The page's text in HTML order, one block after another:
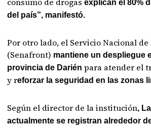
explican el 80%
del país”, manifestó.
Por otro lado, el Servicio Nacional
(Senafront) mantiene un despliegue
provincia de Dariénpara atender el
y reforzar la seguridad en las zonas
Según el director de la institución,
actualmente se registran alrededor